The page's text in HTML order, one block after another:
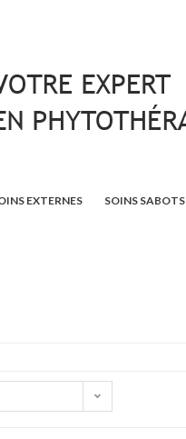
EXTERNES SOINS SABOTS